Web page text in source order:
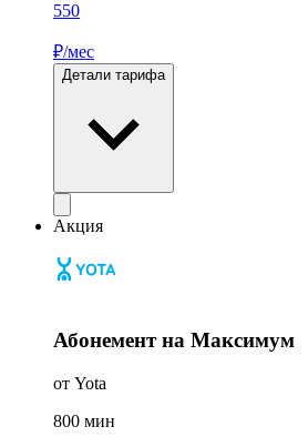
550
₽/мес
Детали тарифа
Акция
Абонемент на Максимум
от Yota
800 мин